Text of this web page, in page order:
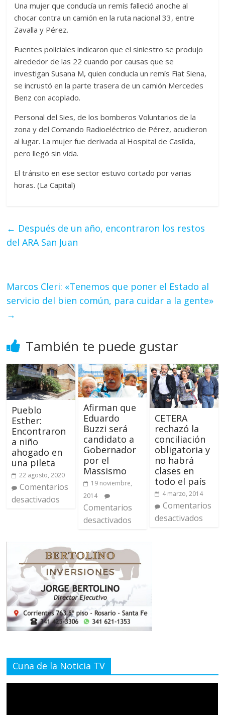
Una mujer que conducía un remís falleció anoche al
chocar contra un camión en la ruta nacional 33, entre
Zavalla y Pérez.
Fuentes policiales indicaron que el siniestro se produjo
alrededor de las 22 cuando por causas que se
investigan Susana M, quien conducía un remís Fiat Siena,
se incrustó en la parte trasera de un camión Mercedes
Benz con acoplado.
Personal del Sies, de los bomberos Voluntarios de la
zona y del Comando Radioeléctrico de Pérez, acudieron
al lugar. La mujer fue derivada al Hospital de Casilda,
pero llegó sin vida.
El tránsito en ese sector estuvo cortado por varias
horas. (La Capital)
← Después de un año, encontraron los restos
del ARA San Juan
Marcos Cleri: «Tenemos que poner el Estado al
servicio del bien común, para cuidar a la gente»
→
También te puede gustar
Pueblo
Esther:
Encontraron
a niño
ahogado en
una pileta
22 agosto, 2020
Comentarios
desactivados
Afirman que
Eduardo
Buzzi será
candidato a
Gobernador
por el
Massismo
19 noviembre,
2014
Comentarios
desactivados
CETERA
rechazó la
conciliación
obligatoria y
no habrá
clases en
todo el país
4 marzo, 2014
Comentarios
desactivados
Cuna de la Noticia TV